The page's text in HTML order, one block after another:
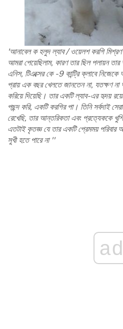
'আনাবেল ক হলুদ ল্যাব / ওয়েলশ করগি
আমরা পেয়েছিলাম, কারণ তার ছিল পলায়ন
এনিস, টিএক্সের কে -9 কান্ট্রি ক্লাবে
প্রায় এক বছর খেলতে জানতেন না, যতক্ষণ
করিয়ে দিয়েছি। তার একটি ল্যাব-এর হৃদয়
পছন্দ করি, একটি করগির পা। তিনি সর্বদাই
রেখেছি, তার আন্তরিকতা এবং প্রত্যেককে
এতটাই কৃতজ্ঞ যে তার একটি প্রেমময় পরিবার
সুখী হতে পারে না ''
ad